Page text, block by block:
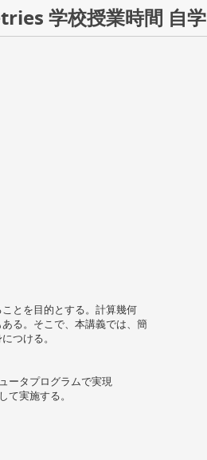
学校授業時間 自学
とを目的とする。計算幾何
る。そこで、本講義では、簡
つける。
ータプログラムで実現
実施する。